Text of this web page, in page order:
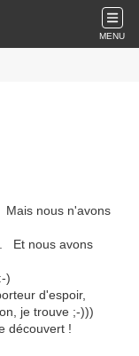
MENU
nous n'avons
Et nous avons
)
d'espoir,
je trouve ;-)))
découvert !